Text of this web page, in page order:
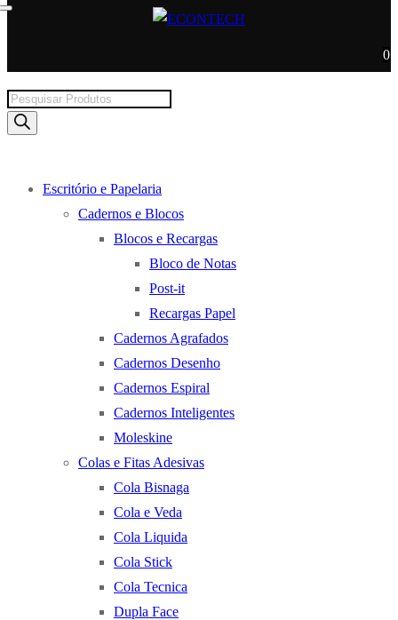
0
Products
search
Escritório e Papelaria
Cadernos e Blocos
Blocos e Recargas
Bloco de Notas
Post-it
Recargas Papel
Cadernos Agrafados
Cadernos Desenho
Cadernos Espiral
Cadernos Inteligentes
Moleskine
Colas e Fitas Adesivas
Cola Bisnaga
Cola e Veda
Cola Liquida
Cola Stick
Cola Tecnica
Dupla Face